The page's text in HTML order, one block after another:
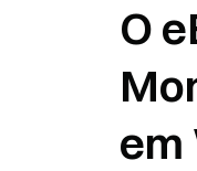
O
em